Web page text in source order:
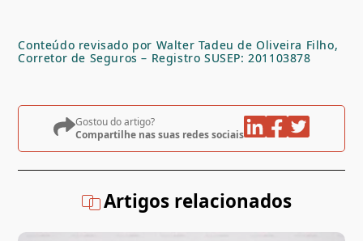
Conteúdo revisado por Walter Tadeu de Oliveira Filho,
Corretor de Seguros – Registro SUSEP: 201103878
Gostou do artigo?
Compartilhe nas suas redes sociais
Artigos relacionados